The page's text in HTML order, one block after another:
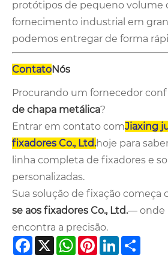
protótipos de pequeno volume
fornecimento industrial em
podemos entregar de forma
ContatoNós
Procurando um fornecedor
de chapa metálica?
Entrar em contato comJiaxing
fixadores Co., Ltd.hoje para
linha completa de fixadores e
personalizadas.
Sua solução de fixação começa
se aos fixadores Co., Ltd.— onde
encontra a precisão.
Facebook
X WhatsApp
PinterestLinkedIn